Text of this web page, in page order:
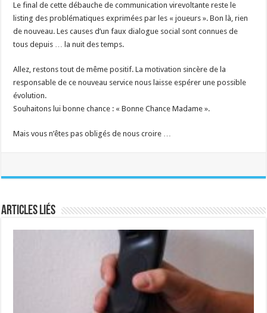
Le final de cette débauche de communication virevoltante reste le
listing des problématiques exprimées par les « joueurs ». Bon là, rien
de nouveau. Les causes d’un faux dialogue social sont connues de
tous depuis … la nuit des temps.
Allez, restons tout de même positif. La motivation sincère de la
responsable de ce nouveau service nous laisse espérer une possible
évolution.
Souhaitons lui bonne chance : « Bonne Chance Madame ».
Mais vous n’êtes pas obligés de nous croire …
Articles liés